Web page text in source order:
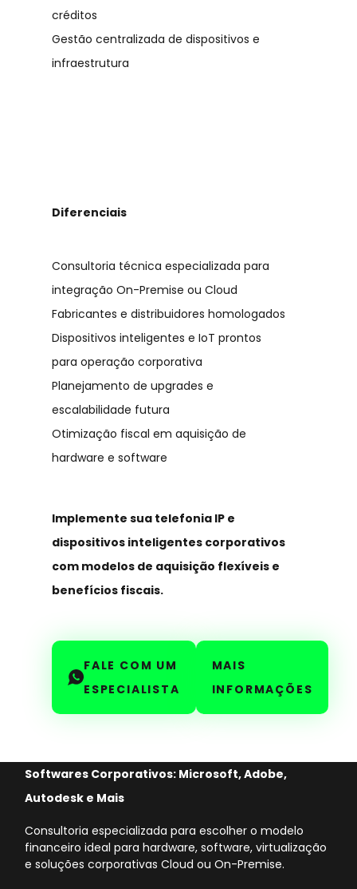
créditos
Gestão centralizada de dispositivos e
infraestrutura
Diferenciais
Consultoria técnica especializada para
integração On-Premise ou Cloud
Fabricantes e distribuidores homologados
Dispositivos inteligentes e IoT prontos
para operação corporativa
Planejamento de upgrades e
escalabilidade futura
Otimização fiscal em aquisição de
hardware e software
Implemente sua telefonia IP e
dispositivos inteligentes corporativos
com modelos de aquisição flexíveis e
benefícios fiscais.
FALE COM UM
ESPECIALISTA
MAIS
INFORMAÇÕES
Softwares Corporativos: Microsoft, Adobe,
Autodesk e Mais
Consultoria especializada para escolher o modelo
financeiro ideal para hardware, software, virtualização
e soluções corporativas Cloud ou On-Premise.